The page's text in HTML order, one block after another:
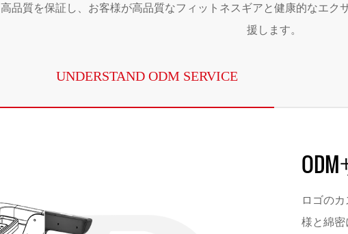
高品質を保証し、お客様が高品質なフィットネスギアと健康的なエク
援します。
UNDERSTAND ODM SERVICE
ロゴの
様と綿